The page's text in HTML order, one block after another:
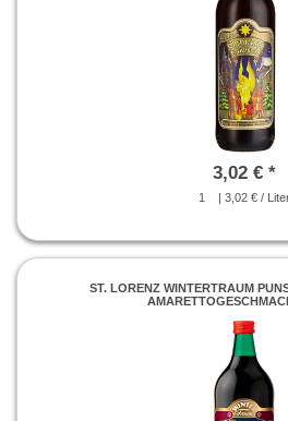
3,02 € *
1 | 3,02 € /
ST. LORENZ WINTERTRAUM